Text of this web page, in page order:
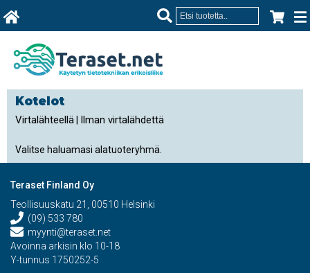
Kotelot
Virtalähteellä Ilman virtalähdettä
Valitse haluamasi alatuoteryhmä.
Teraset Finland Oy
Teollisuuskatu 21, 00510 Helsinki
(09) 533 780
myynti@teraset.net
Avoinna arkisin klo 10-18
Y-tunnus 1750252-5